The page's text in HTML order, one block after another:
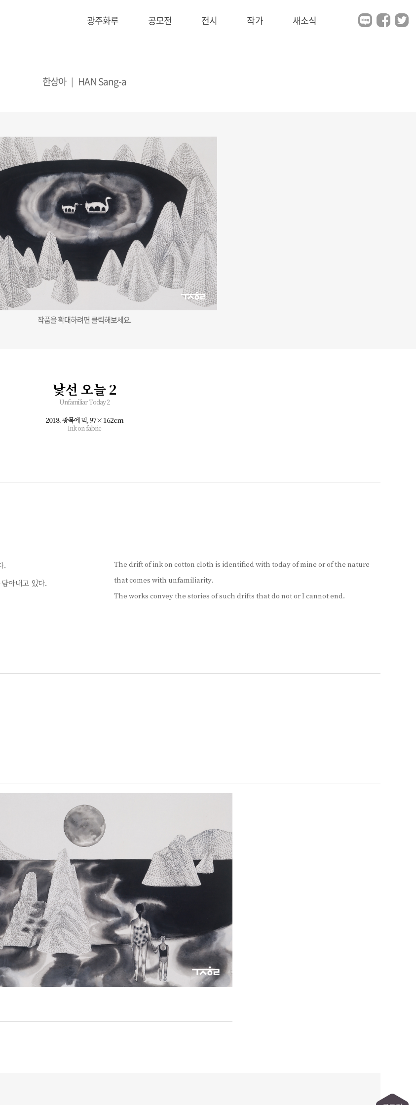
광주화루 공모전 전시 작가 새소식
한상아 | HAN Sang-a
작품을 확대하려면 클릭해보세요.
낯선 오늘 2
Unfamiliar Today 2
2018, 광목에 먹,97×162cm
Ink on fabric
.
아내고 있다.
The drift of ink on cotton cloth is identified with today of mine or of the nature
that comes with unfamiliarity.
The works convey the stories of such drifts that do not or I cannot end.